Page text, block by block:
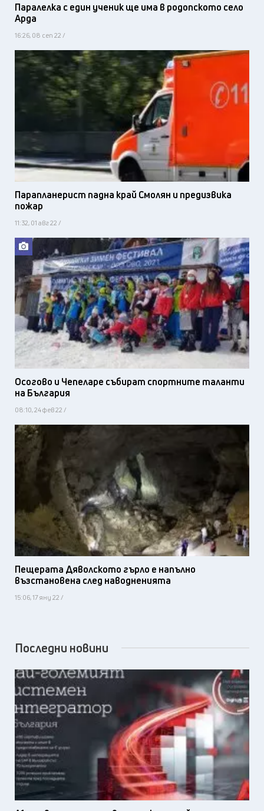
Паралелка с един ученик ще има в родопското село
Арда
16:26, 08 сеп 22 /
Парапланерист падна край Смолян и предизвика
пожар
11:32, 01 авг 22 /
Осогово и Чепеларе събират спортните таланти
на България
08:10, 24 фев 22 /
Пещерата Дяволското гърло е напълно
възстановена след наводненията
15:06, 17 яну 22 /
Последни новини